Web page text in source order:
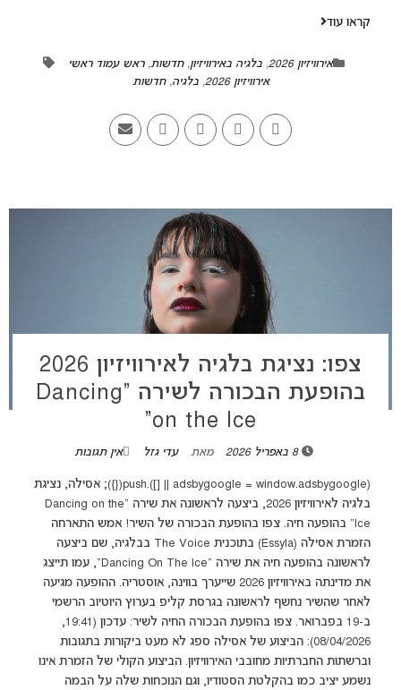
קראו עוד
אירוויזיון 2026 ,בלגיה באירוויזיון,חדשות,ראש עמוד ראשי
אירוויזיון 2026
,בלגיה,חדשות
צפו: נציגת בלגיה לאירוויזיון 2026
בהופעת הבכורה לשירה “Dancing
on the Ice”
8 באפריל 2026 מאת עדי גזל אין תגובות
(adsbygoogle = window.adsbygoogle || []).push({}); אסילה, נציגת
בלגיה לאירוויזיון 2026, ביצעה לראשונה את שירה "Dancing on the
Ice" בהופעה חיה. צפו בהופעת הבכורה של השיר! אמש התארחה
הזמרת אסילה (Essyla) בתוכנית The Voice בבלגיה, שם ביצעה
לראשונה בהופעה חיה את שירה "Dancing On The Ice", עמו תייצג
את מדינתה באירוויזיון 2026 שייערך בווינה, אוסטריה. ההופעה מגיעה
לאחר שהשיר נחשף לראשונה בגרסת קליפ בערוץ היוטיוב הרשמי
ב-19 בפברואר. צפו בהופעת הבכורה החיה לשיר: עדכון (19:41,
08/04/2026): הביצוע של אסילה ספג לא מעט ביקורות בתגובות
וברשתות החברתיות מחובבי האירוויזיון. הביצוע הקולי של הזמרת אינו
נשמע יציב כמו בהקלטת הסטודיו, וגם הנוכחות שלה על הבמה